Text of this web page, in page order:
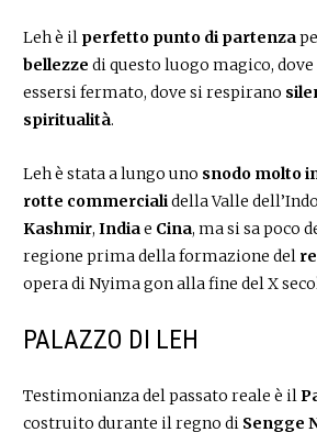
Leh è il perfetto punto di partenza
bellezze di questo luogo magico,
essersi fermato, dove si respirano
spiritualità.
Leh è stata a lungo uno snodo molto
rotte commercialidella Valle
Kashmir, Indiae Cina, ma si sa poco
regione prima della formazione del
opera di Nyima gon alla fine del X
PALAZZO DI LEH
Testimonianza del passato reale è il
costruito durante il regno di Sengge